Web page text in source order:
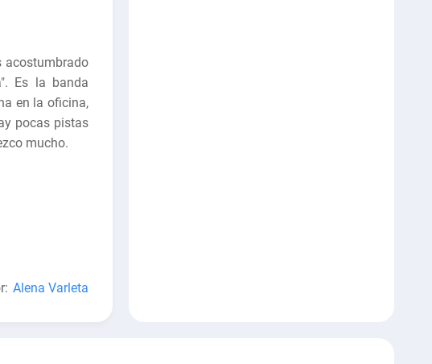
acostumbrado
Es la banda
en la oficina,
pocas pistas
mucho.
Alena Varleta